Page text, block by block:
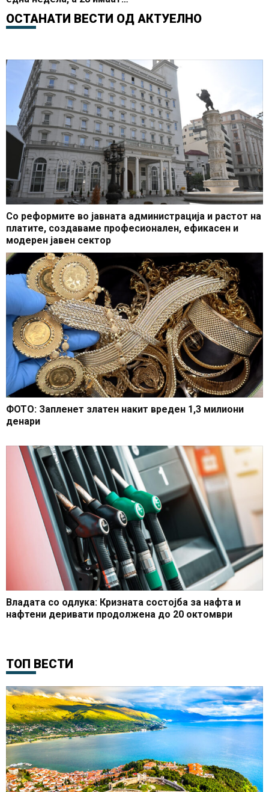
свински грип
ОСТАНАТИ ВЕСТИ ОД АКТУЕЛНО
Со реформите во јавната администрација и растот на
платите, создаваме професионален, ефикасен и
модерен јавен сектор
ФОТО: Запленет златен накит вреден 1,3 милиони
денари
Владата со одлука: Кризната состојба за нафта и
нафтени деривати продолжена до 20 октомври
ТОП ВЕСТИ